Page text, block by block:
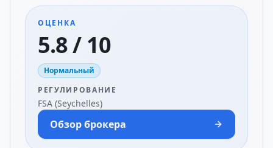
ОЦЕНКА
5.8 / 10
Нормальный
РЕГУЛИРОВАНИЕ
FSA (Seychelles)
Обзор брокера